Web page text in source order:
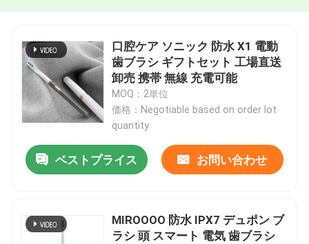
口腔ケア ソニック 防水 X1 電動
歯ブラシ ギフトセット 工場直送
卸売 携帯 無線 充電可能
MOQ：2単位
価格：Negotiable based on order lot
quantity
ベストプライス お問い合わせ
MIROOOO 防水 IPX7 デュポン ブ
ラシ 頭 スマート 電気 歯ブラシ